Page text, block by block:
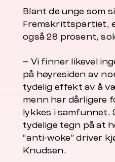
Blant de unge som
Fremskrittspartiet,
også 28 prosent,
– Vi finner likevel
på høyresiden av
tydelig effekt av å
menn har dårligere
lykkes i samfunnet.
tydelige tegn på at
“anti-woke” driver
Knudsen.